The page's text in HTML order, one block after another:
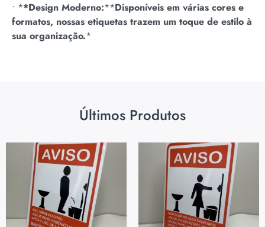
• **Design Moderno:**Disponíveis em várias cores e
formatos, nossas etiquetas trazem um toque de estilo à
sua organização.*
Últimos Produtos